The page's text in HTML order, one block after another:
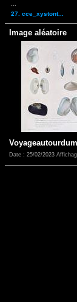
27. cce_xystont...
Image aléatoire
Date : 25/02/2023